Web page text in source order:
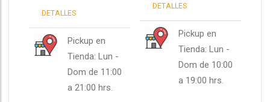
DETALLES
Pickup en
Tienda: Lun -
Dom de 11:00
a 21:00 hrs.
DETALLES
Pickup en
Tienda: Lun -
Dom de 10:00
a 19:00 hrs.